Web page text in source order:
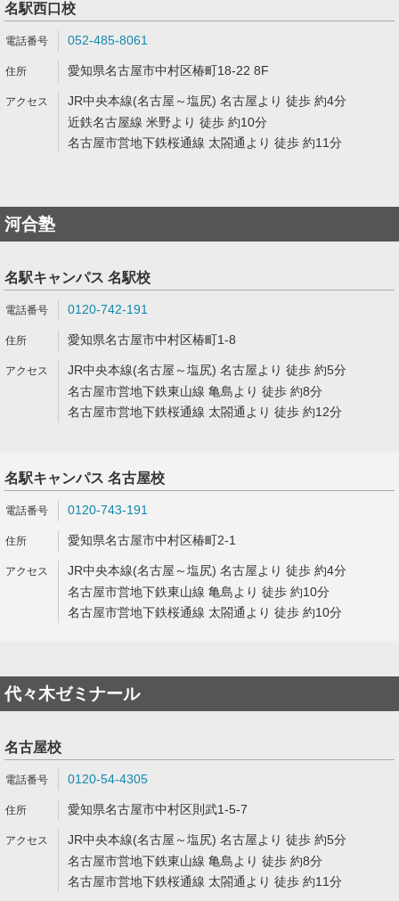
名駅西口校
052-485-8061
愛知県名古屋市中村区椿町18-22 8F
JR中央本線(名古屋～塩尻) 名古屋より 徒歩 約4分
近鉄名古屋線 米野より 徒歩 約10分
名古屋市営地下鉄桜通線 太閤通より 徒歩 約11分
河合塾
名駅キャンパス 名駅校
0120-742-191
愛知県名古屋市中村区椿町1-8
JR中央本線(名古屋～塩尻) 名古屋より 徒歩 約5分
名古屋市営地下鉄東山線 亀島より 徒歩 約8分
名古屋市営地下鉄桜通線 太閤通より 徒歩 約12分
名駅キャンパス 名古屋校
0120-743-191
愛知県名古屋市中村区椿町2-1
JR中央本線(名古屋～塩尻) 名古屋より 徒歩 約4分
名古屋市営地下鉄東山線 亀島より 徒歩 約10分
名古屋市営地下鉄桜通線 太閤通より 徒歩 約10分
代々木ゼミナール
名古屋校
0120-54-4305
愛知県名古屋市中村区則武1-5-7
JR中央本線(名古屋～塩尻) 名古屋より 徒歩 約5分
名古屋市営地下鉄東山線 亀島より 徒歩 約8分
名古屋市営地下鉄桜通線 太閤通より 徒歩 約11分